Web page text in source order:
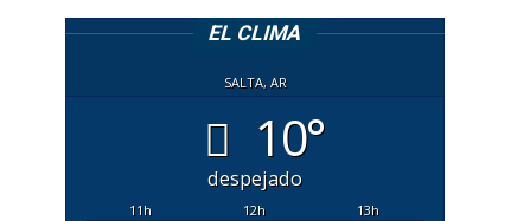
EL CLIMA
SALTA, AR
10°
despejado
11h 12h 13h